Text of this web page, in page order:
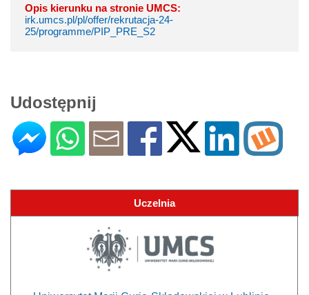
Opis kierunku na stronie UMCS:
irk.umcs.pl/pl/offer/rekrutacja-24-
25/programme/PIP_PRE_S2
Udostępnij
Uczelnia